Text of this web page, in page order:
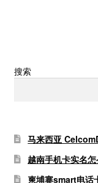
搜索
马来西亚
越南手机卡实名
柬埔寨smart电话